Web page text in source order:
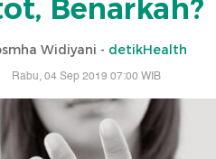
Benarkah?
Widiyani - detikHealth
Rabu, 04 Sep 2019 07:00 WIB